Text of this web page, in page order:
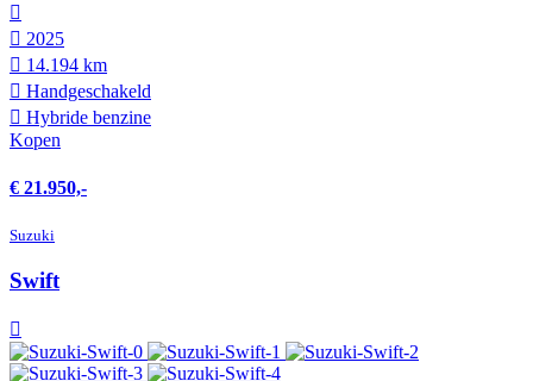
2025
14.194 km
Hand­geschakeld
Hybride benzine
Kopen
€ 21.950,-
Suzuki
Swift